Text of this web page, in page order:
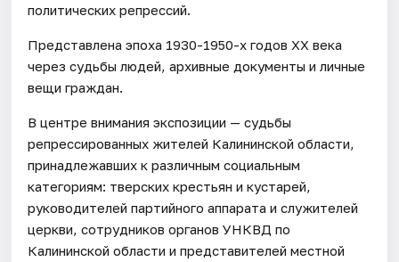
политических репрессий.
Представлена эпоха 1930-1950-х годов ХХ века
через судьбы людей, архивные документы и личные
вещи граждан.
В центре внимания экспозиции — судьбы
репрессированных жителей Калининской области,
принадлежавших к различным социальным
категориям: тверских крестьян и кустарей,
руководителей партийного аппарата и служителей
церкви, сотрудников органов УНКВД по
Калининской области и представителей местной